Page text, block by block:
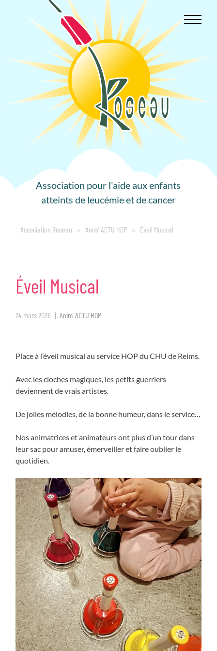
Association pour l'aide aux enfants
atteints de leucémie et de cancer
Association Roseau > Anim' ACTU HOP > Éveil Musical
Éveil Musical
24 mars 2026 Anim' ACTU HOP
Place à l’éveil musical au service HOP du CHU de Reims.
Avec les cloches magiques, les petits guerriers
deviennent de vrais artistes.
De jolies mélodies, de la bonne humeur, dans le service…
Nos animatrices et animateurs ont plus d’un tour dans
leur sac pour amuser, émerveiller et faire oublier le
quotidien.